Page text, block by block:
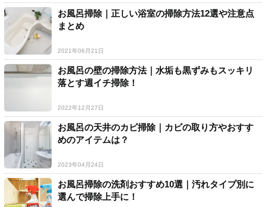
お風呂掃除｜正しい浴室の掃除方法12選や注意点
まとめ
2021年06月21日
お風呂の壁の掃除方法｜水垢も黒ずみもスッキリ
落とす週イチ掃除！
2022年12月27日
お風呂の天井のカビ掃除｜カビの取り方やおすす
めのアイテムは？
2023年04月24日
お風呂掃除の洗剤おすすめ10選｜汚れタイプ別に
選んで掃除上手に！